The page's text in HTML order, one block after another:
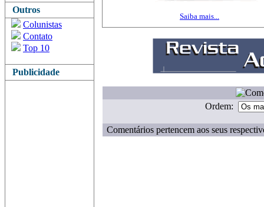
Outros
Colunistas
Contato
Top 10
Publicidade
Saiba mais...
Ordem:
Comentários pertencem aos seus